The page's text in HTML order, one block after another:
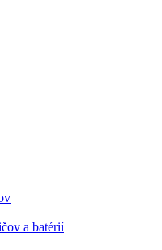
a batérií